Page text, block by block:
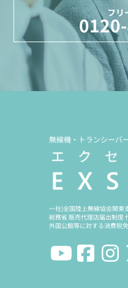
フリ
無線機・トランシーバ
一社)全国陸上無線協会関東
総務省 販売代理店届出制度
外国公館等に対する消費税